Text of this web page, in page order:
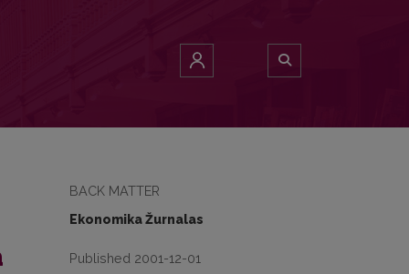
BACK MATTER
Ekonomika Žurnalas
Published 2001-12-01